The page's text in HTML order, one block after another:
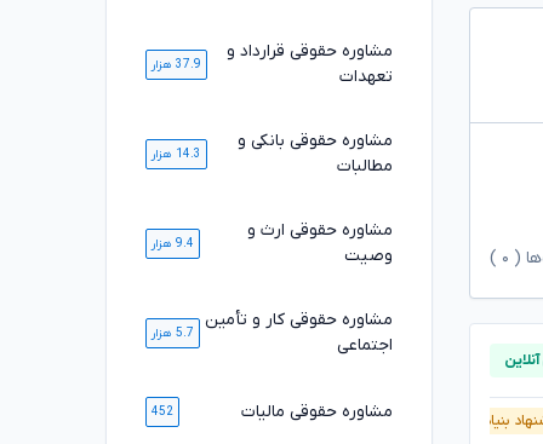
( ۰
بنیاد وکلا آنلاین پیشنهاد بنیاد وکلا
مشاوره حقوقی قرارداد و
تعهدات
37.9 هزار
مشاوره حقوقی بانکی و
مطالبات
14.3 هزار
مشاوره حقوقی ارث و
وصیت
9.4 هزار
مشاوره حقوقی کار و تأمین
اجتماعی
5.7 هزار
مشاوره حقوقی مالیات 452